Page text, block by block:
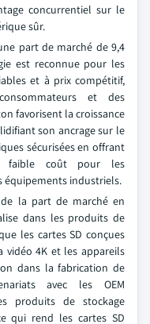
concurrentiel sur le
sûr.
part de marché de 9,4
est reconnue pour les
et à prix compétitif,
et des
favorisent la croissance
son ancrage sur le
sécurisées en offrant
faible coût pour les
équipements industriels.
de la part de marché en
dans les produits de
les cartes SD conçues
4K et les appareils
dans la fabrication de
avec les OEM
produits de stockage
qui rend les cartes SD